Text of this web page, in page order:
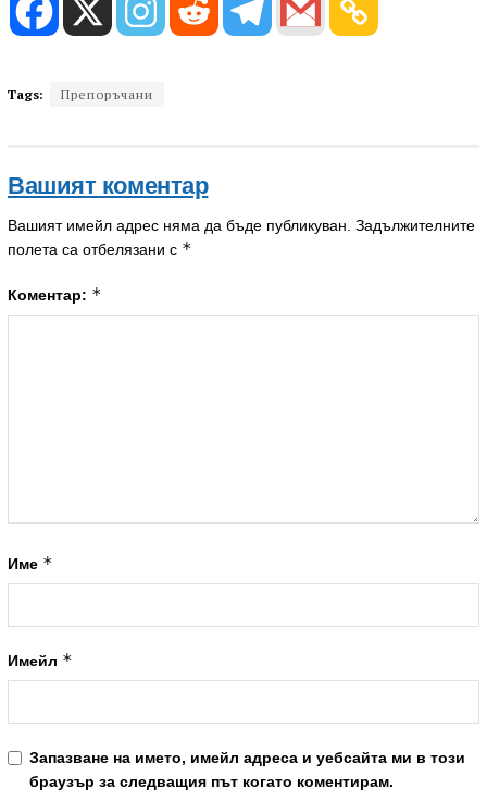
Tags: Препоръчани
Вашият коментар
Вашият имейл адрес няма да бъде публикуван. Задължителните
полета са отбелязани с *
Коментар: *
Име *
Имейл *
Запазване на името, имейл адреса и уебсайта ми в този
браузър за следващия път когато коментирам.